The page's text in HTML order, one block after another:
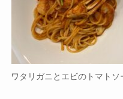
ワタリガニとエビのトマト